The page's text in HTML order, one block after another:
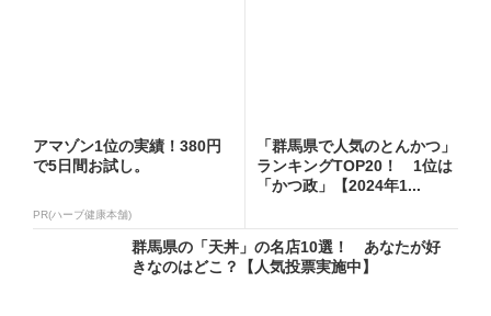
アマゾン1位の実績！380円
で5日間お試し。
PR(ハーブ健康本舗)
「群馬県で人気のとんかつ」
ランキングTOP20！ 1位は
「かつ政」【2024年1...
群馬県の「天丼」の名店10選！ あなたが好
きなのはどこ？【人気投票実施中】